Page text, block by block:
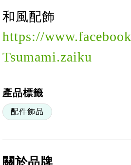
和風配飾
https://
Tsumami.zaiku
產品標籤
配件飾品
關於品牌